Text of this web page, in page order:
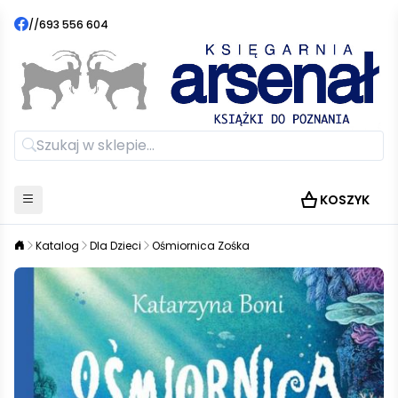
//693 556 604
KOSZYK
Katalog Dla Dzieci Ośmiornica Zośka